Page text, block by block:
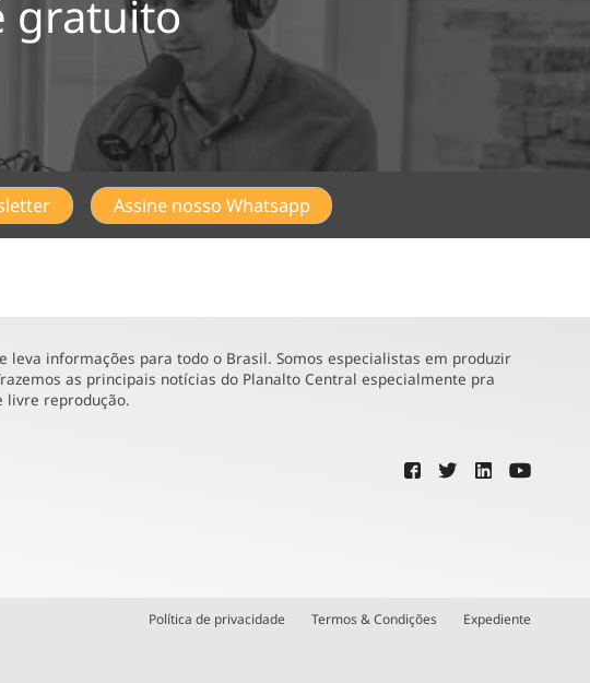
gratuito
Assine nosso Whatsapp
leva informações para todo o Brasil. Somos especialistas em produzir
as principais notícias do Planalto Central especialmente pra
livre reprodução.
Política de privacidade Termos & Condições Expediente